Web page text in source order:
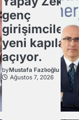
genç
girişimcilere
yeni kapılar
açıyor.
byMustafa Fazlıoğlu
Ağustos 7, 2026